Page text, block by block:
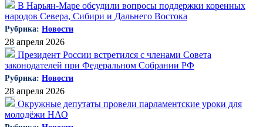
В Нарьян-Маре обсудили вопросы поддержки коренных
народов Севера, Сибири и Дальнего Востока
Рубрика: Новости
28 апреля 2026
Президент России встретился с членами Совета
законодателей при Федеральном Собрании РФ
Рубрика: Новости
28 апреля 2026
Окружные депутаты провели парламентские уроки для
молодёжи НАО